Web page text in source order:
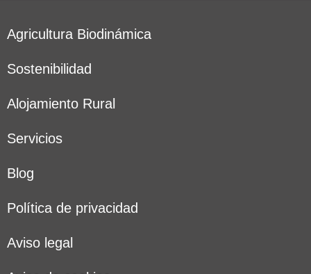
Agricultura Biodinámica
Sostenibilidad
Alojamiento Rural
Servicios
Blog
Política de privacidad
Aviso legal